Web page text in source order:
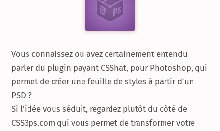
Vous connaissez ou avez certainement entendu
parler du plugin payant CSShat, pour Photoshop, qui
permet de créer une feuille de styles à partir d’un
PSD ?
Si l’idée vous séduit, regardez plutôt du côté de
CSS3ps.com qui vous permet de transformer votre